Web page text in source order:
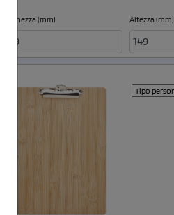
Larghezza (mm) Altezza (mm)